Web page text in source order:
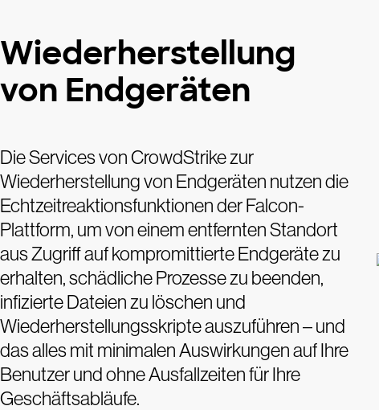
Wiederherstellung
von Endgeräten
Die Services von CrowdStrike zur
Wiederherstellung von Endgeräten nutzen die
Echtzeitreaktionsfunktionen der Falcon-
Plattform, um von einem entfernten Standort
aus Zugriff auf kompromittierte Endgeräte zu
erhalten, schädliche Prozesse zu beenden,
infizierte Dateien zu löschen und
Wiederherstellungsskripte auszuführen – und
das alles mit minimalen Auswirkungen auf Ihre
Benutzer und ohne Ausfallzeiten für Ihre
Geschäftsabläufe.